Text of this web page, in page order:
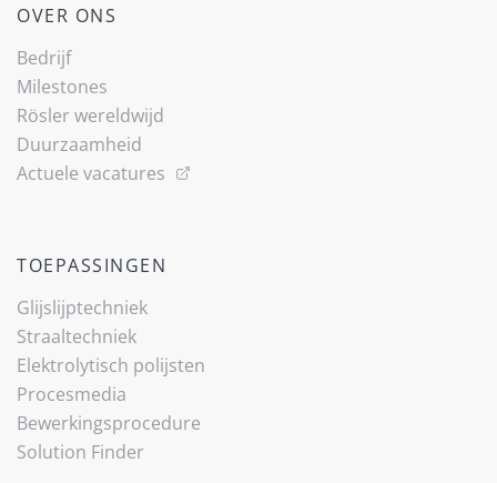
OVER ONS
Bedrijf
Milestones
Rösler wereldwijd
Duurzaamheid
Actuele vacatures
TOEPASSINGEN
Glijslijp­techniek
Straaltechniek
Elektrolytisch polijsten
Procesmedia
Bewerkingsprocedure
Solution Finder